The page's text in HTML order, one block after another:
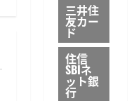
三井住
友カー
ド
住信
SBIネ
ット銀
行